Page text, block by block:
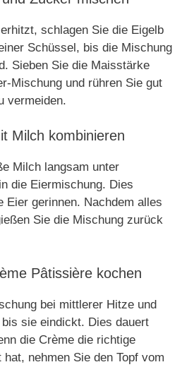
schlagen Sie die Eigelb
Schüssel, bis die Mischung
Sieben Sie die Maisstärke
Mischung und rühren Sie gut
vermeiden.
Milch kombinieren
Milch langsam unter
die Eiermischung. Dies
Eier gerinnen. Nachdem alles
Sie die Mischung zurück
Pâtissière kochen
bei mittlerer Hitze und
sie eindickt. Dies dauert
die Crème die richtige
nehmen Sie den Topf vom